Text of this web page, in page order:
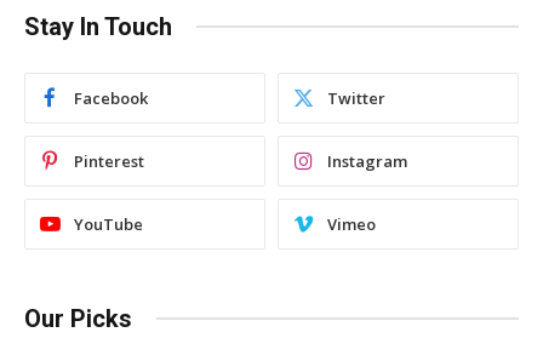
Stay In Touch
Facebook Twitter
Pinterest Instagram
YouTube Vimeo
Our Picks